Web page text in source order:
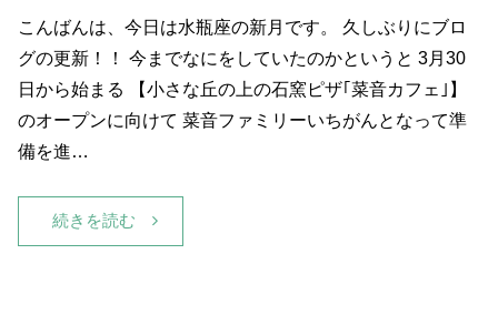
こんばんは、今日は水瓶座の新月です。 久しぶりにブロ
グの更新！！ 今までなにをしていたのかというと 3月30
日から始まる 【小さな丘の上の石窯ピザ｢菜音カフェ｣】
のオープンに向けて 菜音ファミリーいちがんとなって準
備を進…
続きを読む